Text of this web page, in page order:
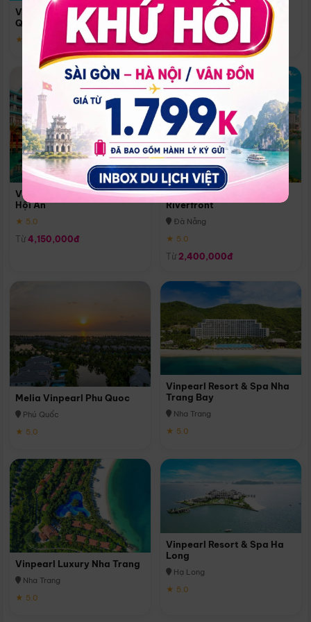
Vinpearl Resort & Spa Phu
Quoc
★ 5.0
Quoc
Phú Quốc
★ 5.0
Vinpearl Resort & Golf Nam
Hội An
★ 5.0
Từ 4,150,000đ
Melia Vinpearl Danang
Riverfront
Đà Nẵng
★ 5.0
Từ 2,400,000đ
Melia Vinpearl Phu Quoc
Phú Quốc
★ 5.0
Vinpearl Resort & Spa Nha
Trang Bay
Nha Trang
★ 5.0
Vinpearl Luxury Nha Trang
Nha Trang
★ 5.0
Vinpearl Resort & Spa Ha
Long
Hạ Long
★ 5.0